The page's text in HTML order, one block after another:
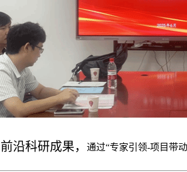
沿科研成果， 通过“专家引领-项目带